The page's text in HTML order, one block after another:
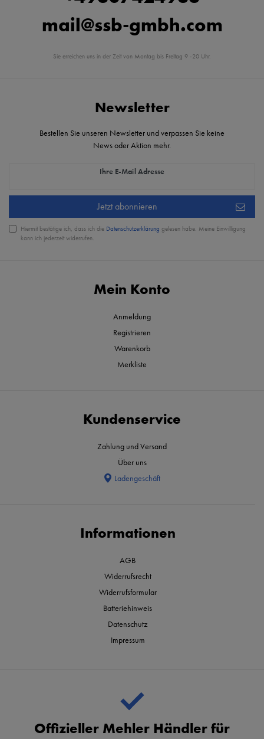
mail@ssb-gmbh.com
Sie erreichen uns in der Zeit von Montag bis Freitag 9 -20 Uhr.
Mein Konto
Anmeldung
Registrieren
Warenkorb
Merkliste
Kundenservice
Zahlung und Versand
Über uns
Ladengeschäft
Informationen
AGB
Widerrufsrecht
Widerrufsformular
Batteriehinweis
Datenschutz
Impressum
Newsletter
Bestellen Sie unseren Newsletter und verpassen Sie keine
News oder Aktion mehr.
Ihre E-Mail Adresse
Newsletter Honig
Jetzt abonnieren
Hiermit bestätige ich, dass ich die Daten­schutz­erklärung gelesen habe. Meine Einwilligung
kann ich jederzeit widerrufen.
Offizieller Mehler Händler für